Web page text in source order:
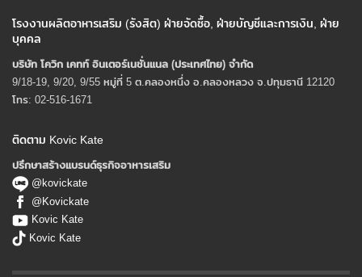
โรงงานผลิตอาหารเสริม (รังสิต) ฝ่ายจัดซื้อ, ฝ่ายบัญชีและการเงิน, ฝ่าย
บุคคล
บริษัท โควิก เคทท์ อินเตอร์เนชั่นแนล (ประเทศไทย) จํากัด
9/18-19, 9/20, 9/55 หมู่ที่ 5 ต.คลองหนึ่ง อ.คลองหลวง จ.ปทุมธานี 12120
โทร: 02-516-1671
ติดตาม Kovic Kate
ปรึกษาสร้างแบรนด์ธุรกิจอาหารเสริม
@kovickate
@Kovickate
Kovic Kate
Kovic Kate